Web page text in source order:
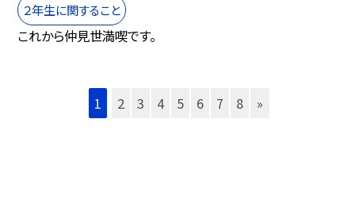
２年生に関すること
これから仲見世満喫です。
1 2 3 4 5 6 7 8 »